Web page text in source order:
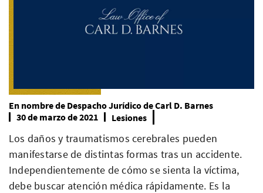
En nombre de Despacho Jurídico de Carl D. Barnes
30 de marzo de 2021
Lesiones
Los daños y traumatismos cerebrales pueden
manifestarse de distintas formas tras un accidente.
Independientemente de cómo se sienta la víctima,
debe buscar atención médica rápidamente. Es la